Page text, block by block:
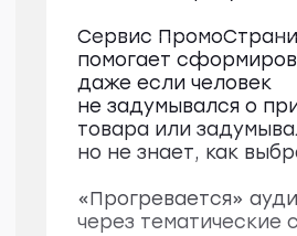
от клиента, сделать подборку
неудачных подарков и органично
встроить рекламу канцтоваров
Attache. К статье нужно было
подобрать обложку и иллюстрации.